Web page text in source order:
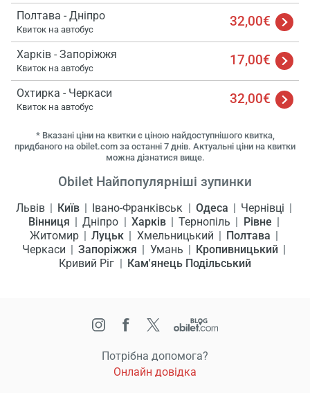
Полтава - Дніпро
Квиток на автобус 32,00€
Харків - Запоріжжя
Квиток на автобус 17,00€
Охтирка - Черкаси
Квиток на автобус 32,00€
* Вказані ціни на квитки є ціною найдоступнішого квитка,
придбаного на obilet.com за останні 7 днів. Актуальні ціни на квитки
можна дізнатися вище.
Obilet Найпопулярніші зупинки
Львів Київ Івано-Франківськ Одеса
Чернівці
Вінниця
Дніпро Харків Тернопіль
Рівне
Житомир
Луцьк Хмельницький
Полтава
Черкаси
Запоріжжя Умань
Кропивницький
Кривий Ріг
Кам'янець Подільський
Потрібна допомога?
Онлайн довідка